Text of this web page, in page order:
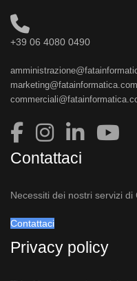
+39 06 4080 0490
marketing@fatainformatica.com
Contattaci
Necessiti dei nostri servizi di
Contattaci
Privacy policy